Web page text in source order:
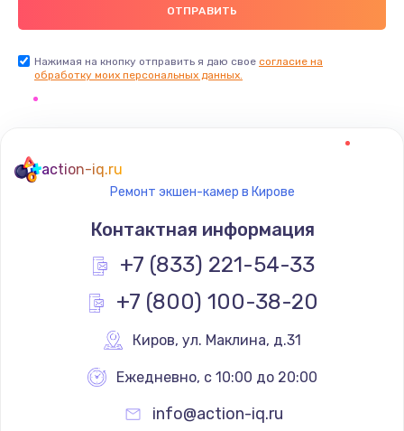
Заказать
Установка драйверов
1240 руб.
Заказать
Ремонт петель крышки
990 руб.
Заказать
Настройка Wi-Fi
1060 руб.
Нажимая на кнопку отправить я даю свое согласие на
обработку моих персональных данных.
action-iq.ru
Ремонт экшен-камер в Кирове
Контактная информация
+7 (833) 221-54-33
+7 (800) 100-38-20
Киров, ул. Маклина, д.31
Ежедневно, с 10:00 до 20:00
info@action-iq.ru